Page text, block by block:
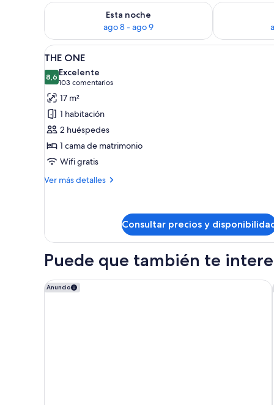
Esta noche
ago 8 - ago 9
Consulta la disponibilidad para esta noche, ago 8 -
Consulta la
Abrir
todas
las
fotos
de
THE
ONE
Una cama bien tendida con
7
THE ONE
8,68,6 de 10
Excelente
103 comentarios
(103 comentarios)
17 m²
1 habitación
2 huéspedes
1 cama de matrimonio
Wifi gratis
Ver más detalles
Más
Consultar precios y
Puede que también te
Anuncio
NH Sants Barcelona